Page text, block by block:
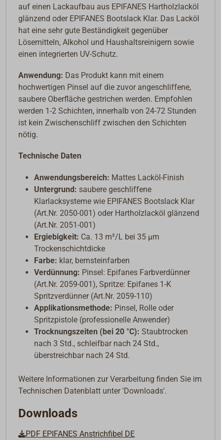
auf einen Lackaufbau aus EPIFANES Hartholzlacköl
glänzend oder EPIFANES Bootslack Klar. Das Lacköl
hat eine sehr gute Beständigkeit gegenüber
Lösemitteln, Alkohol und Haushaltsreinigern sowie
einen integrierten UV-Schutz.
Anwendung: Das Produkt kann mit einem
hochwertigen Pinsel auf die zuvor angeschliffene,
saubere Oberfläche gestrichen werden. Empfohlen
werden 1-2 Schichten, innerhalb von 24-72 Stunden
ist kein Zwischenschliff zwischen den Schichten
nötig.
Technische Daten
Anwendungsbereich: Mattes Lacköl-Finish
Untergrund: saubere geschliffene
Klarlacksysteme wie EPIFANES Bootslack Klar
(Art.Nr. 2050-001) oder Hartholzlacköl glänzend
(Art.Nr. 2051-001)
Ergiebigkeit: Ca. 13 m²/L bei 35 µm
Trockenschichtdicke
Farbe: klar, bernsteinfarben
Verdünnung: Pinsel: Epifanes Farbverdünner
(Art.Nr. 2059-001), Spritze: Epifanes 1-K
Spritzverdünner (Art.Nr. 2059-110)
Applikationsmethode: Pinsel, Rolle oder
Spritzpistole (professionelle Anwender)
Trocknungszeiten (bei 20 °C): Staubtrocken
nach 3 Std., schleifbar nach 24 Std.,
überstreichbar nach 24 Std.
Weitere Informationen zur Verarbeitung finden Sie im
Technischen Datenblatt unter 'Downloads'.
Downloads
PDF EPIFANES Anstrichfibel DE